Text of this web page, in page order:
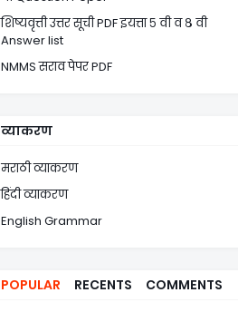
शिष्यवृत्ती उत्तर सूची PDF इयत्ता ५ वी व ८ वी
Answer list
NMMS सराव पेपर PDF
व्याकरण
मराठी व्याकरण
हिंदी व्याकरण
English Grammar
POPULAR RECENTS COMMENTS